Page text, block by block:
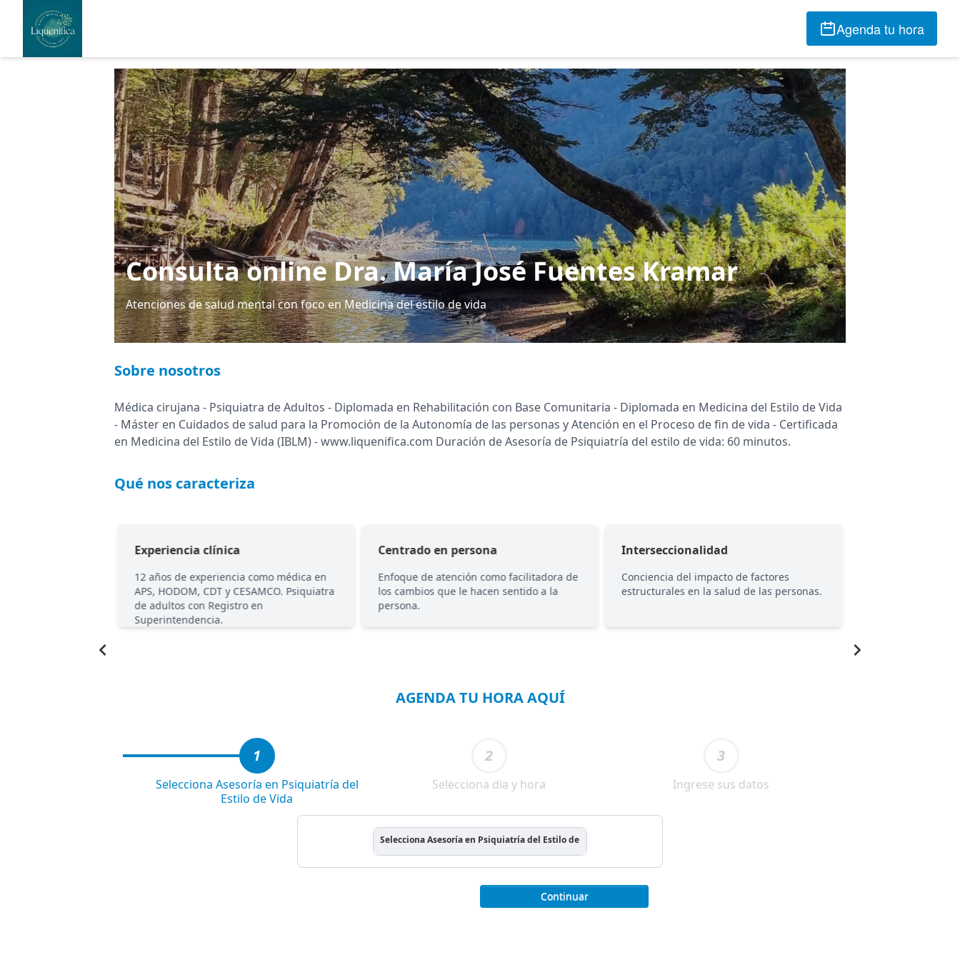
Agenda tu hora
Consulta online Dra. María José Fuentes Kramar
Atenciones de salud mental con foco en Medicina del estilo de vida
Sobre nosotros
Médica cirujana - Psiquiatra de Adultos - Diplomada en Rehabilitación con Base Comunitaria - Diplomada en Medicina del Estilo de Vida
- Máster en Cuidados de salud para la Promoción de la Autonomía de las personas y Atención en el Proceso de fin de vida - Certificada
en Medicina del Estilo de Vida (IBLM) - www.liquenifica.com Duración de Asesoría de Psiquiatría del estilo de vida: 60 minutos.
Qué nos caracteriza
Experiencia clínica
12 años de experiencia como médica en
APS, HODOM, CDT y CESAMCO. Psiquiatra
de adultos con Registro en
Superintendencia.
Centrado en persona
Enfoque de atención como facilitadora de
los cambios que le hacen sentido a la
persona.
Interseccionalidad
Conciencia del impacto de factores
estructurales en la salud de las personas.
AGENDA TU HORA AQUÍ
1
Selecciona Asesoría en Psiquiatría del
Estilo de Vida
2
Selecciona dia y hora
3
Ingrese sus datos
Selecciona Asesoría en Psiquiatría del Estilo de Vida
Continuar